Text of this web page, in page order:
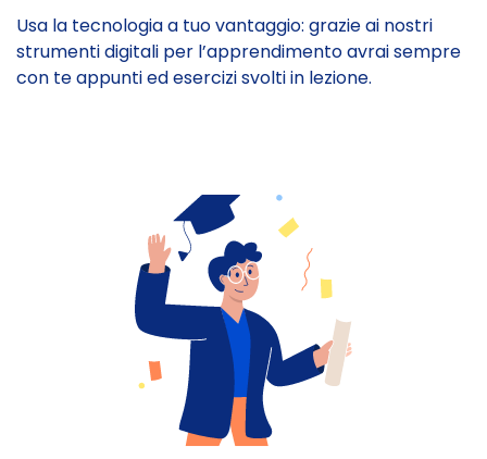
Usa la tecnologia a tuo vantaggio: grazie ai nostri
strumenti digitali per l’apprendimento avrai sempre
con te appunti ed esercizi svolti in lezione.